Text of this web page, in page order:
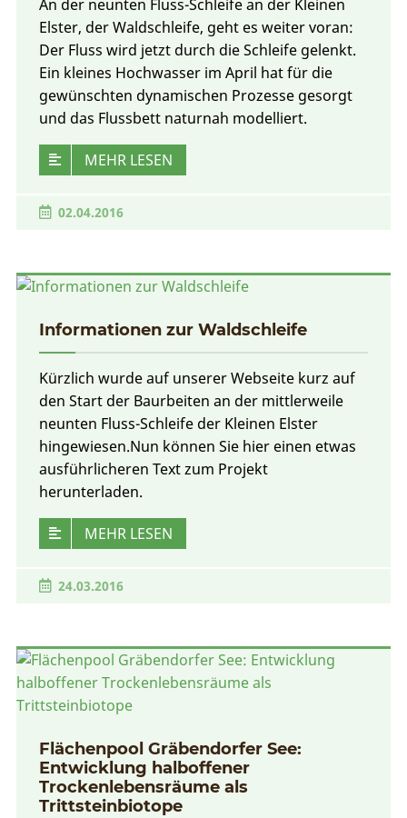
02.04.2016
An der neunten Fluss-Schleife an der Kleinen
Elster, der Waldschleife, geht es weiter voran:
Der Fluss wird jetzt durch die Schleife gelenkt.
Ein kleines Hochwasser im April hat für die
gewünschten dynamischen Prozesse gesorgt
und das Flussbett naturnah modelliert.
MEHR LESEN
Informationen zur Waldschleife
24.03.2016
Kürzlich wurde auf unserer Webseite kurz auf
den Start der Baurbeiten an der mittlerweile
neunten Fluss-Schleife der Kleinen Elster
hingewiesen.Nun können Sie hier einen etwas
ausführlicheren Text zum Projekt
herunterladen.
MEHR LESEN
Flächenpool Gräbendorfer See:
Entwicklung halboffener
Trockenlebensräume als
Trittsteinbiotope